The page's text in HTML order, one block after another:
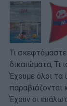
Τι
δικαιώματα; Τι
Έχουμε όλοι τα
παραβιάζονται
Έχουν οι